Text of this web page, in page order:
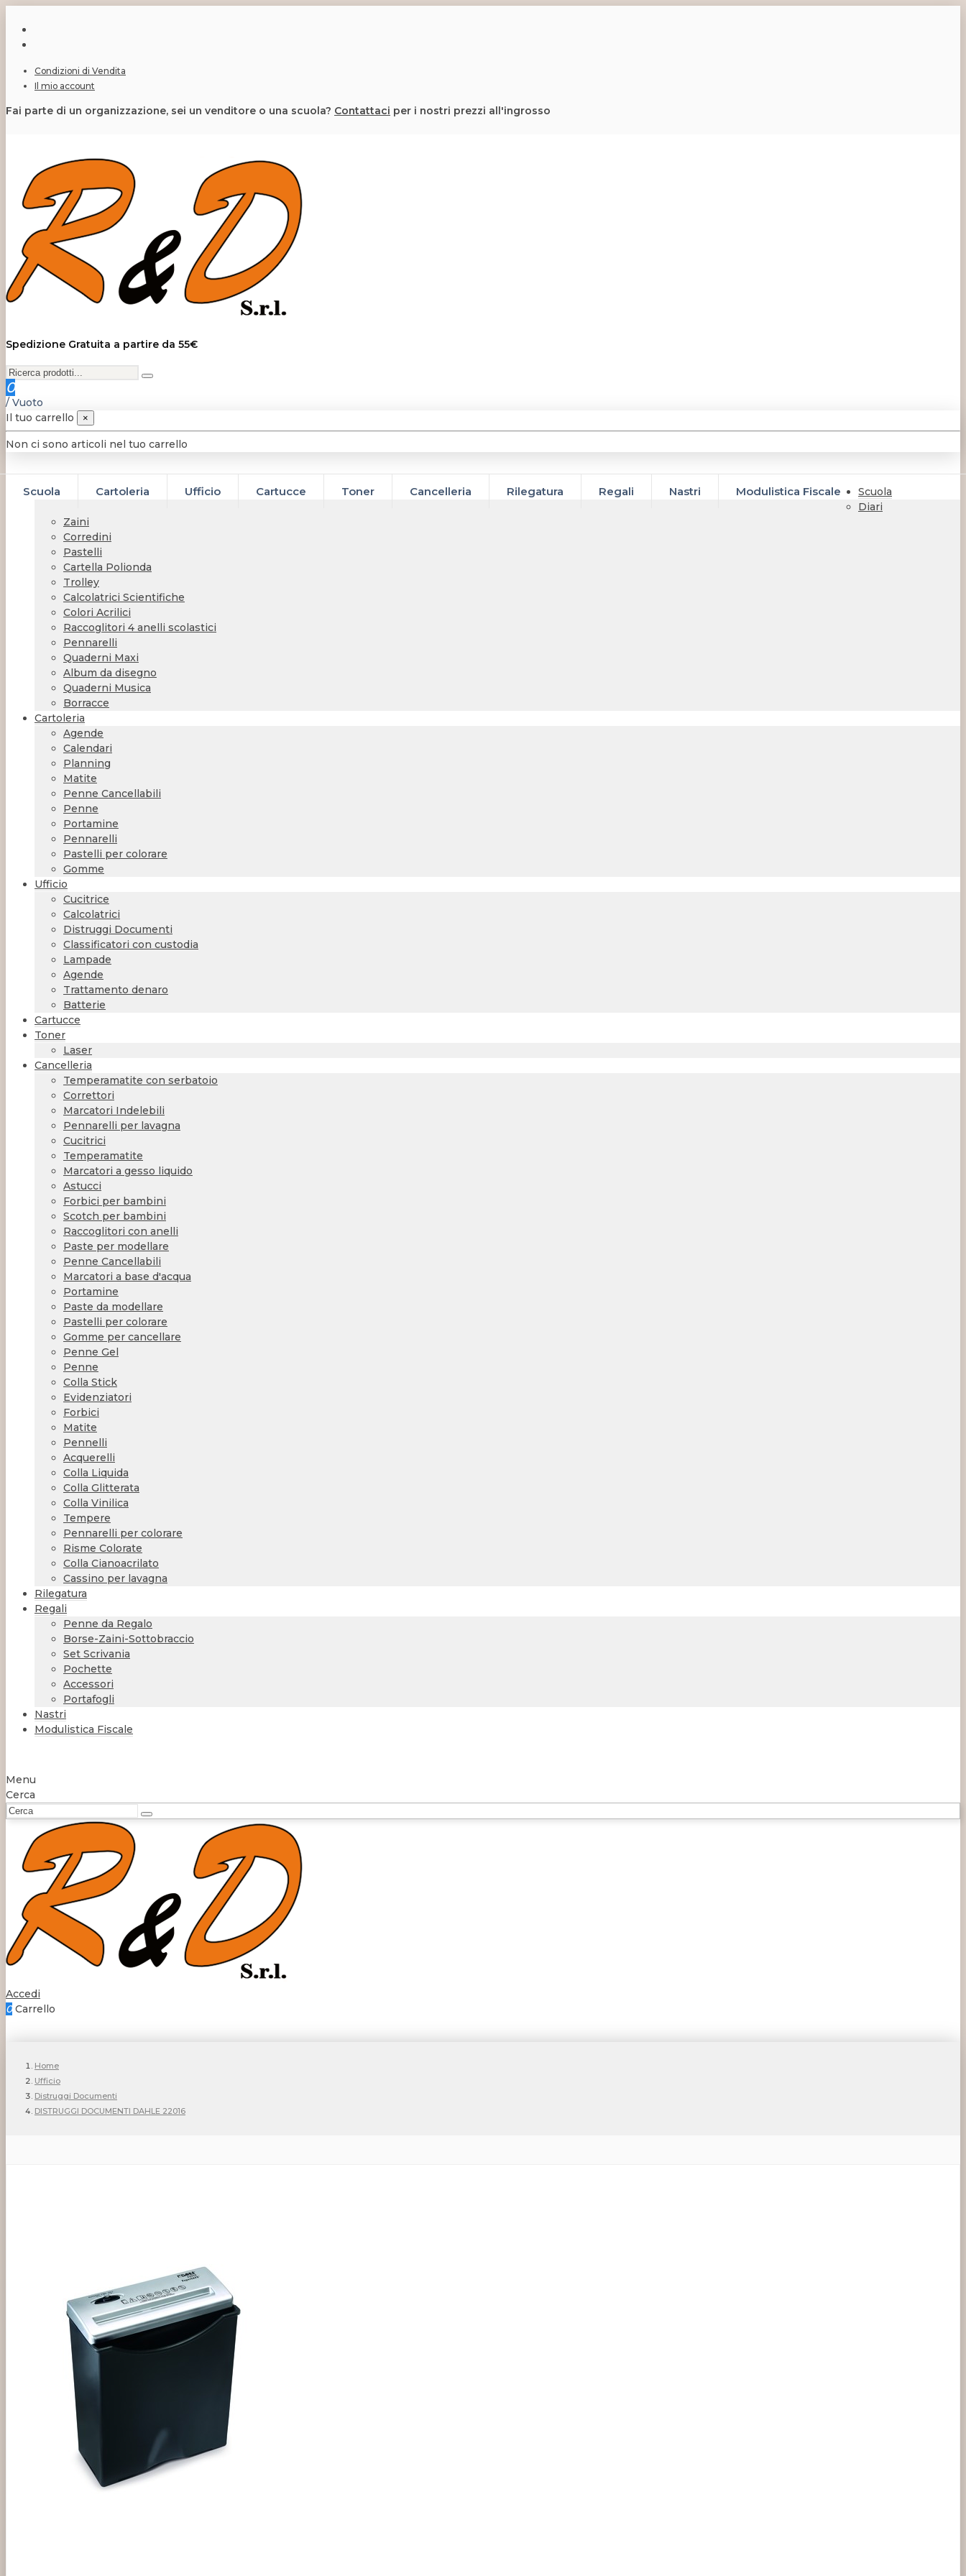
Condizioni di Vendita
Il mio account
Fai parte di un organizzazione, sei un venditore o una scuola? Contattaci per i nostri prezzi all'ingrosso
Spedizione Gratuita a partire da 55€
0
/ Vuoto
Il tuo carrello
×
Non ci sono articoli nel tuo carrello
Scuola Cartoleria Ufficio Cartucce Toner Cancelleria Rilegatura Regali Nastri Modulistica Fiscale
Scuola
Diari
Zaini
Corredini
Pastelli
Cartella Polionda
Trolley
Calcolatrici Scientifiche
Colori Acrilici
Raccoglitori 4 anelli scolastici
Pennarelli
Quaderni Maxi
Album da disegno
Quaderni Musica
Borracce
Cartoleria
Agende
Calendari
Planning
Matite
Penne Cancellabili
Penne
Portamine
Pennarelli
Pastelli per colorare
Gomme
Ufficio
Cucitrice
Calcolatrici
Distruggi Documenti
Classificatori con custodia
Lampade
Agende
Trattamento denaro
Batterie
Cartucce
Toner
Laser
Cancelleria
Temperamatite con serbatoio
Correttori
Marcatori Indelebili
Pennarelli per lavagna
Cucitrici
Temperamatite
Marcatori a gesso liquido
Astucci
Forbici per bambini
Scotch per bambini
Raccoglitori con anelli
Paste per modellare
Penne Cancellabili
Marcatori a base d'acqua
Portamine
Paste da modellare
Pastelli per colorare
Gomme per cancellare
Penne Gel
Penne
Colla Stick
Evidenziatori
Forbici
Matite
Pennelli
Acquerelli
Colla Liquida
Colla Glitterata
Colla Vinilica
Tempere
Pennarelli per colorare
Risme Colorate
Colla Cianoacrilato
Cassino per lavagna
Rilegatura
Regali
Penne da Regalo
Borse-Zaini-Sottobraccio
Set Scrivania
Pochette
Accessori
Portafogli
Nastri
Modulistica Fiscale
Menu
Cerca
Accedi
0 Carrello
Home
Ufficio
Distruggi Documenti
DISTRUGGI DOCUMENTI DAHLE 22016